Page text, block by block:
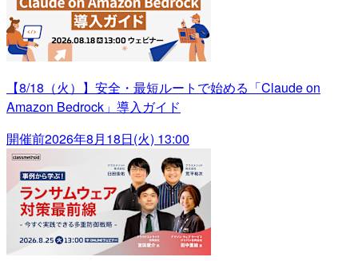
【8/18（火）】安全・最短ルートで始める「Claude on
Amazon Bedrock」導入ガイド
開催前2026年8月18日(火) 13:00